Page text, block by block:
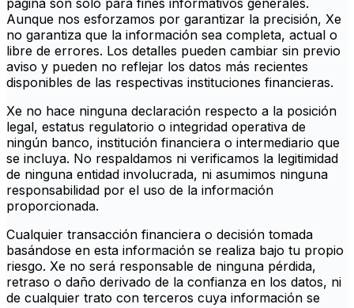
página son solo para fines informativos generales.
Aunque nos esforzamos por garantizar la precisión, Xe
no garantiza que la información sea completa, actual o
libre de errores. Los detalles pueden cambiar sin previo
aviso y pueden no reflejar los datos más recientes
disponibles de las respectivas instituciones financieras.
Xe no hace ninguna declaración respecto a la posición
legal, estatus regulatorio o integridad operativa de
ningún banco, institución financiera o intermediario que
se incluya. No respaldamos ni verificamos la legitimidad
de ninguna entidad involucrada, ni asumimos ninguna
responsabilidad por el uso de la información
proporcionada.
Cualquier transacción financiera o decisión tomada
basándose en esta información se realiza bajo tu propio
riesgo. Xe no será responsable de ninguna pérdida,
retraso o daño derivado de la confianza en los datos, ni
de cualquier trato con terceros cuya información se